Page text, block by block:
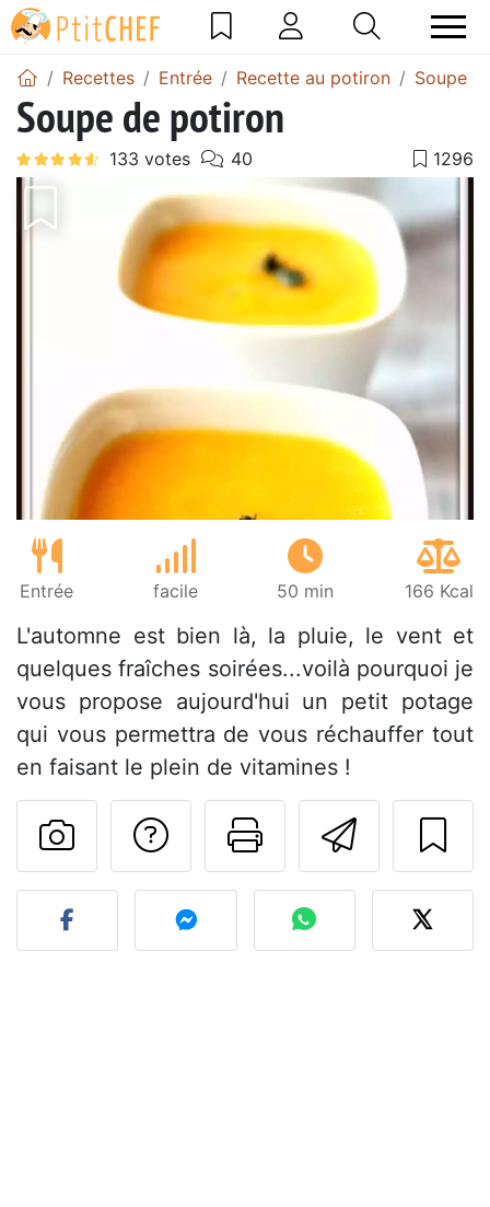
Recettes Entrée Recette au potiron Soupe
Soupe de potiron
Entrée facile 50 min 166 Kcal
L'automne est bien là, la pluie, le vent et
quelques fraîches soirées...voilà pourquoi je
vous propose aujourd'hui un petit potage
qui vous permettra de vous réchauffer tout
en faisant le plein de vitamines !
Imprimer
Poser une
Publier votre photo de